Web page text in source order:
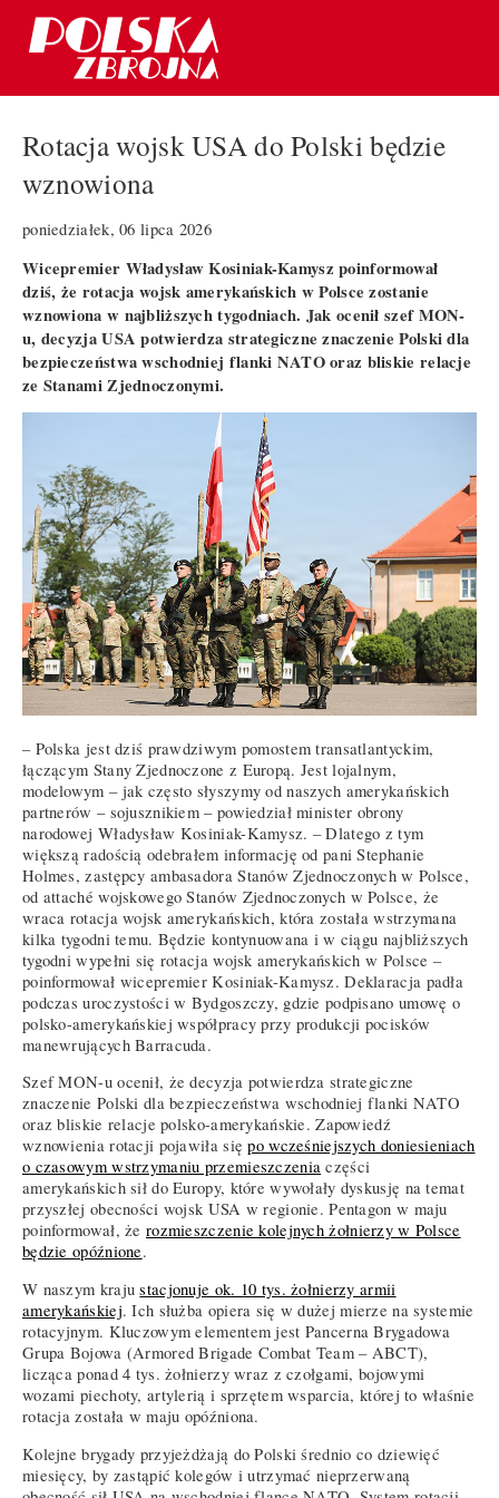
Rotacja wojsk USA do Polski będzie
wznowiona
poniedziałek, 06 lipca 2026
Wicepremier Władysław Kosiniak-Kamysz poinformował
dziś, że rotacja wojsk amerykańskich w Polsce zostanie
wznowiona w najbliższych tygodniach. Jak ocenił szef MON-
u, decyzja USA potwierdza strategiczne znaczenie Polski dla
bezpieczeństwa wschodniej flanki NATO oraz bliskie relacje
ze Stanami Zjednoczonymi.
– Polska jest dziś prawdziwym pomostem transatlantyckim,
łączącym Stany Zjednoczone z Europą. Jest lojalnym,
modelowym – jak często słyszymy od naszych amerykańskich
partnerów – sojusznikiem – powiedział minister obrony
narodowej Władysław Kosiniak-Kamysz. – Dlatego z tym
większą radością odebrałem informację od pani Stephanie
Holmes, zastępcy ambasadora Stanów Zjednoczonych w Polsce,
od attaché wojskowego Stanów Zjednoczonych w Polsce, że
wraca rotacja wojsk amerykańskich, która została wstrzymana
kilka tygodni temu. Będzie kontynuowana i w ciągu najbliższych
tygodni wypełni się rotacja wojsk amerykańskich w Polsce –
poinformował wicepremier Kosiniak-Kamysz. Deklaracja padła
podczas uroczystości w Bydgoszczy, gdzie podpisano umowę o
polsko-amerykańskiej współpracy przy produkcji pocisków
manewrujących Barracuda.
Szef MON-u ocenił, że decyzja potwierdza strategiczne
znaczenie Polski dla bezpieczeństwa wschodniej flanki NATO
oraz bliskie relacje polsko-amerykańskie. Zapowiedź
wznowienia rotacji pojawiła siępo wcześniejszych doniesieniach
o czasowym wstrzymaniu przemieszczenia części
amerykańskich sił do Europy, które wywołały dyskusję na temat
przyszłej obecności wojsk USA w regionie. Pentagon w maju
poinformował, że rozmieszczenie kolejnych żołnierzy w Polsce
będzie opóźnione.
W naszym krajustacjonuje ok. 10 tys. żołnierzy armii
amerykańskiej. Ich służba opiera się w dużej mierze na systemie
rotacyjnym. Kluczowym elementem jest Pancerna Brygadowa
Grupa Bojowa (Armored Brigade Combat Team – ABCT),
licząca ponad 4 tys. żołnierzy wraz z czołgami, bojowymi
wozami piechoty, artylerią i sprzętem wsparcia, której to właśnie
rotacja została w maju opóźniona.
Kolejne brygady przyjeżdżają do Polski średnio co dziewięć
miesięcy, by zastąpić kolegów i utrzymać nieprzerwaną